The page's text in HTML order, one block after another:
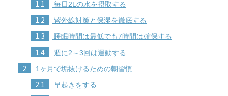
1.1 毎日2Lの水を摂取する
1.2 紫外線対策と保湿を徹底する
1.3 睡眠時間は最低でも7時間は確保する
1.4 週に2～3回は運動する
2 1ヶ月で垢抜けるための朝習慣
2.1 早起きをする